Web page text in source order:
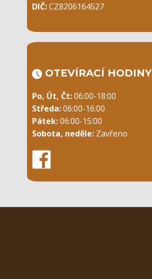
DIČ:CZ8206164527
OTEVÍRACÍ ​HODINY
Po, Út, Čt:06:00-18:00
Středa:06:00-16:00
Pátek:06:00-15:00
Sobota, neděle: Zavřeno